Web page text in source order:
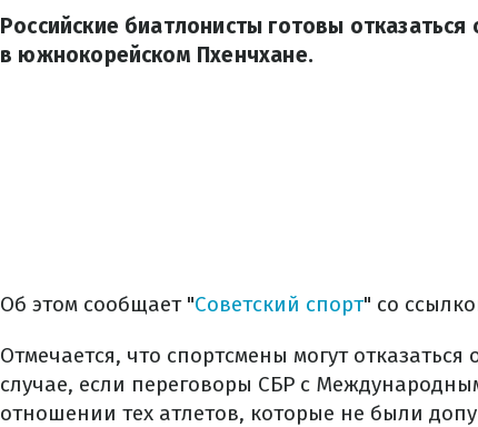
Российские биатлонисты готовы
в южнокорейском Пхенчхане.
Об этом сообщает "Советский спорт" со
Отмечается, что спортсмены могут
случае, если переговоры СБР с
отношении тех атлетов, которые не были